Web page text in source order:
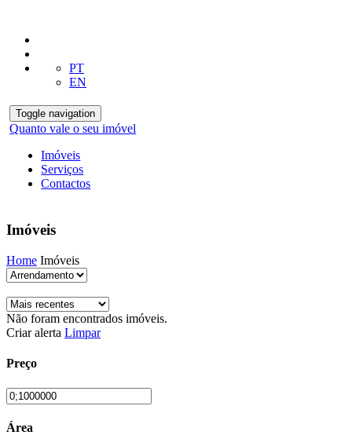
PT
EN
Toggle navigation
Quanto vale o seu imóvel
Imóveis
Serviços
Contactos
Imóveis
Home Imóveis
Não foram encontrados imóveis.
Criar alerta Limpar
Preço
Área